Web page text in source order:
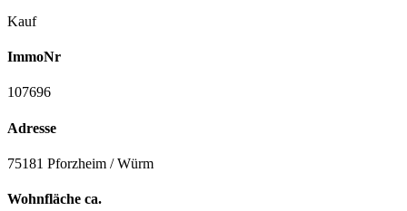
Kauf
ImmoNr
107696
Adresse
75181 Pforzheim / Würm
Wohnfläche ca.